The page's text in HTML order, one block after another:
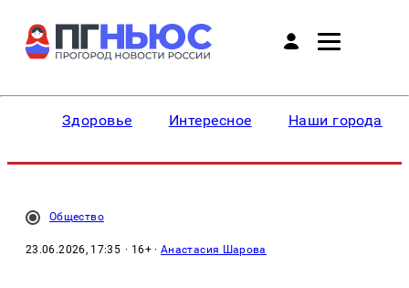
Здоровье Интересное Наши города
Общество
23.06.2026, 17:35 · 16+ ·Анастасия Шарова